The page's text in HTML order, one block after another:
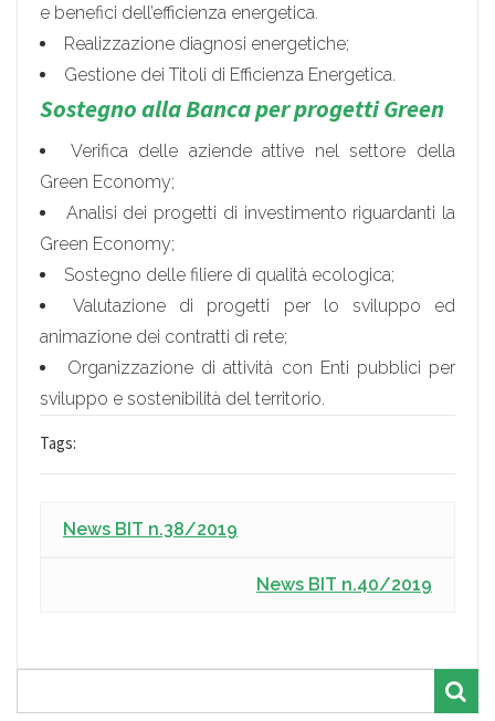
e benefici dell’efficienza energetica.
Realizzazione diagnosi energetiche;
Gestione dei Titoli di Efficienza Energetica.
Sostegno alla Banca per progetti Green
Verifica delle aziende attive nel settore della
Green Economy;
Analisi dei progetti di investimento riguardanti la
Green Economy;
Sostegno delle filiere di qualità ecologica;
Valutazione di progetti per lo sviluppo ed
animazione dei contratti di rete;
Organizzazione di attività con Enti pubblici per
sviluppo e sostenibilità del territorio.
Tags:
News BIT n.38/2019
News BIT n.40/2019